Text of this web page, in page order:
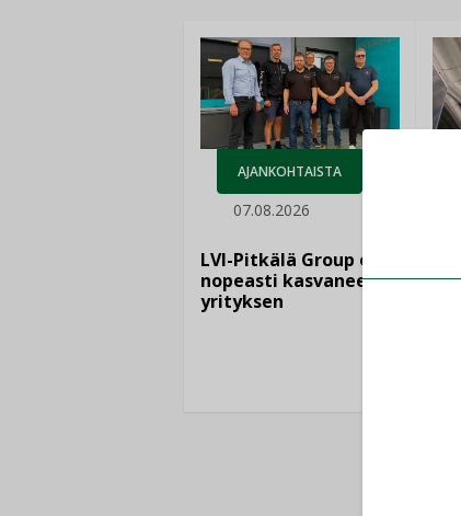
AJANKOHTAISTA
07.08.2026
LVI-Pitkälä Group osti
nopeasti kasvaneen
yrityksen